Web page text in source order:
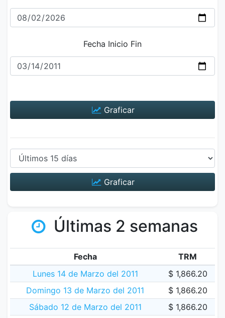
Fecha Inicio Fin
Graficar
Graficar
Últimas 2 semanas
Fecha
TRM
Lunes 14 de Marzo del 2011
$ 1,866.20
Domingo 13 de Marzo del 2011
$ 1,866.20
Sábado 12 de Marzo del 2011
$ 1,866.20